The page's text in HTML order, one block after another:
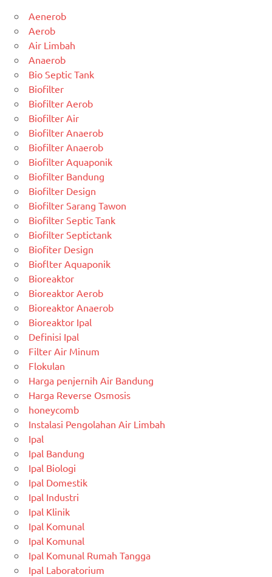
Aenerob
Aerob
Air Limbah
Anaerob
Bio Septic Tank
Biofilter
Biofilter Aerob
Biofilter Air
Biofilter Anaerob
Biofilter Anaerob
Biofilter Aquaponik
Biofilter Bandung
Biofilter Design
Biofilter Sarang Tawon
Biofilter Septic Tank
Biofilter Septictank
Biofiter Design
Bioflter Aquaponik
Bioreaktor
Bioreaktor Aerob
Bioreaktor Anaerob
Bioreaktor Ipal
Definisi Ipal
Filter Air Minum
Flokulan
Harga penjernih Air Bandung
Harga Reverse Osmosis
honeycomb
Instalasi Pengolahan Air Limbah
Ipal
Ipal Bandung
Ipal Biologi
Ipal Domestik
Ipal Industri
Ipal Klinik
Ipal Komunal
Ipal Komunal
Ipal Komunal Rumah Tangga
Ipal Laboratorium